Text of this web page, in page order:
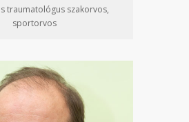
traumatológus szakorvos,
sportorvos